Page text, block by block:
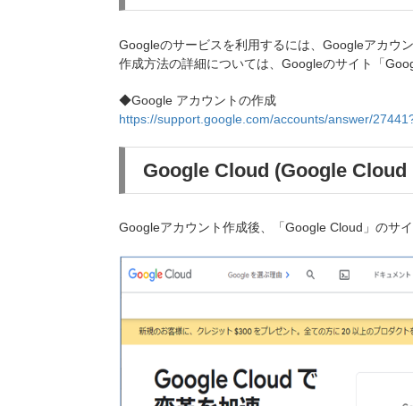
Googleのサービスを利用するには、Googleアカウ
作成方法の詳細については、Googleのサイト「
◆Google アカウントの作成
https://support.google.com/accounts/answer/
Google Cloud (Google
Googleアカウント作成後、「Google Cloud」のサ